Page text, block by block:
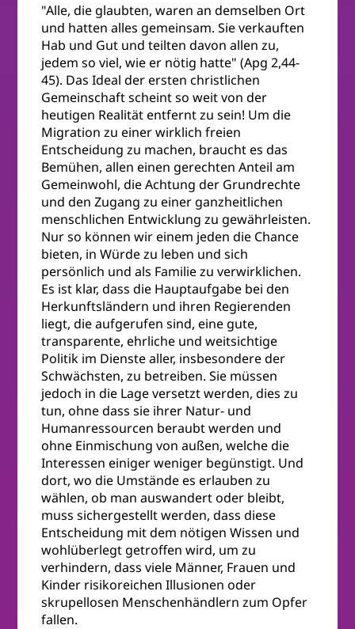
"Alle, die glaubten, waren an demselben Ort
und hatten alles gemeinsam. Sie verkauften
Hab und Gut und teilten davon allen zu,
jedem so viel, wie er nötig hatte" (Apg 2,44-
45). Das Ideal der ersten christlichen
Gemeinschaft scheint so weit von der
heutigen Realität entfernt zu sein! Um die
Migration zu einer wirklich freien
Entscheidung zu machen, braucht es das
Bemühen, allen einen gerechten Anteil am
Gemeinwohl, die Achtung der Grundrechte
und den Zugang zu einer ganzheitlichen
menschlichen Entwicklung zu gewährleisten.
Nur so können wir einem jeden die Chance
bieten, in Würde zu leben und sich
persönlich und als Familie zu verwirklichen.
Es ist klar, dass die Hauptaufgabe bei den
Herkunftsländern und ihren Regierenden
liegt, die aufgerufen sind, eine gute,
transparente, ehrliche und weitsichtige
Politik im Dienste aller, insbesondere der
Schwächsten, zu betreiben. Sie müssen
jedoch in die Lage versetzt werden, dies zu
tun, ohne dass sie ihrer Natur- und
Humanressourcen beraubt werden und
ohne Einmischung von außen, welche die
Interessen einiger weniger begünstigt. Und
dort, wo die Umstände es erlauben zu
wählen, ob man auswandert oder bleibt,
muss sichergestellt werden, dass diese
Entscheidung mit dem nötigen Wissen und
wohlüberlegt getroffen wird, um zu
verhindern, dass viele Männer, Frauen und
Kinder risikoreichen Illusionen oder
skrupellosen Menschenhändlern zum Opfer
fallen.